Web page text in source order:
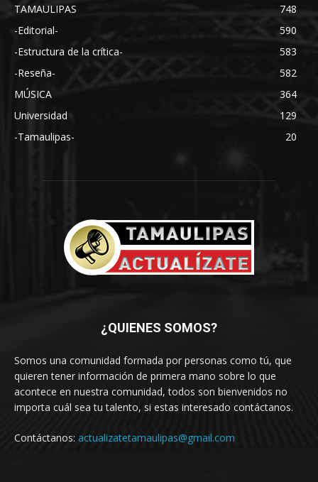
TAMAULIPAS
748
-Editorial-
590
-Estructura de la crítica-
583
-Reseña-
582
MÚSICA
364
Universidad
129
-Tamaulipas-
20
¿QUIENES SOMOS?
Somos una comunidad formada por personas como tú, que
quieren tener información de primera mano sobre lo que
acontece en nuestra comunidad, todos son bienvenidos no
importa cuál sea tu talento, si estas interesado contáctanos.
Contáctanos: actualizatetamaulipas@gmail.com